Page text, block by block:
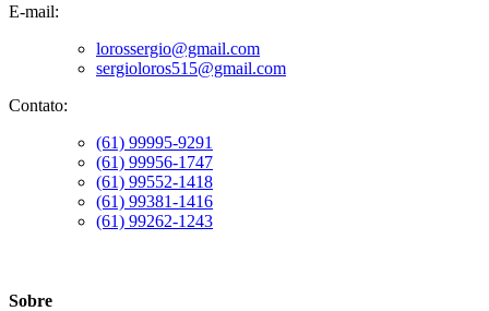
E-mail:
lorossergio@gmail.com
sergioloros515@gmail.com
Contato:
(61) 99995-9291
(61) 99956-1747
(61) 99552-1418
(61) 99381-1416
(61) 99262-1243
Sobre